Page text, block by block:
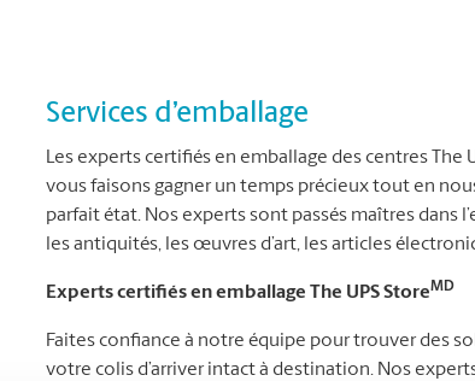
Services d’emballage
Les experts certifiés en emballage des centres The
vous faisons gagner un temps précieux tout en
parfait état. Nos experts sont passés maîtres dans
les antiquités, les œuvres d’art, les articles
Experts certifiés en emballage The UPS StoreMD
Faites confiance à notre équipe pour trouver des
votre colis d’arriver intact à destination. Nos